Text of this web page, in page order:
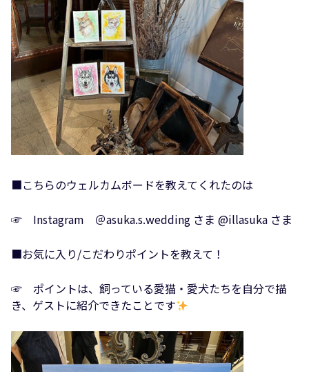
■こちらのウェルカムボードを教えてくれたのは
☞ Instagram ＠asuka.s.wedding さま @illasuka さま
■お気に入り/こだわりポイントを教えて！
☞ ポイントは、飼っている愛猫・愛犬たちを自分で描
き、ゲストに紹介できたことです